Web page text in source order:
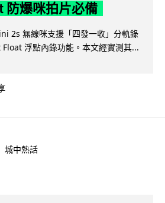
爆咪拍片必備
2s 無線咪支援「四發一收」分軌錄
浮點內錄功能。本文經實測其...
城中熱話